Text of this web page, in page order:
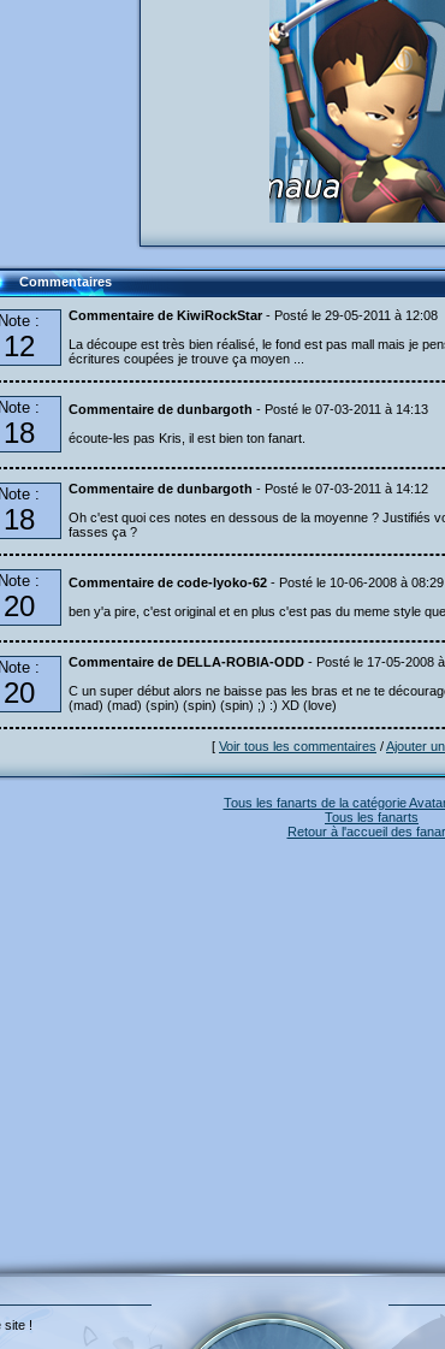
Commentaires
Note :
12
Commentaire de KiwiRockStar - Posté le 29-05-2011 à 12:08
La découpe est très bien réalisé, le fond est pas mall mais je
écritures coupées je trouve ça moyen ...
Note :
18
Commentaire de dunbargoth - Posté le 07-03-2011 à 14:13
écoute-les pas Kris, il est bien ton fanart.
Note :
18
Commentaire de dunbargoth - Posté le 07-03-2011 à 14:12
Oh c'est quoi ces notes en dessous de la moyenne ? Justifiés
fasses ça ?
Note :
20
Commentaire de code-lyoko-62 - Posté le 10-06-2008 à 08:29
ben y'a pire, c'est original et en plus c'est pas du meme style
Note :
20
Commentaire de DELLA-ROBIA-ODD - Posté le 17-05-2008
C un super début alors ne baisse pas les bras et ne te
(mad) (mad) (spin) (spin) (spin) ;) :) XD (love)
[ Voir tous les commentaires /Ajouter
Tous les fanarts de la catégorie
Tous les fanarts
Retour à l'accueil des
site !